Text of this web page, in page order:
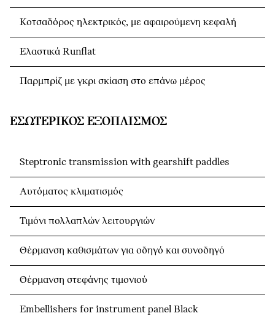
Κοτσαδόρος ηλεκτρικός, με αφαιρούμενη κεφαλή
Ελαστικά Runflat
Παρμπρίζ με γκρι σκίαση στο επάνω μέρος
ΕΣΩΤΕΡΙΚΌΣ ΕΞΟΠΛΙΣΜΌΣ
Steptronic transmission with gearshift paddles
Αυτόματος κλιματισμός
Τιμόνι πολλαπλών λειτουργιών
Θέρμανση καθισμάτων για οδηγό και συνοδηγό
Θέρμανση στεφάνης τιμονιού
Embellishers for instrument panel Black